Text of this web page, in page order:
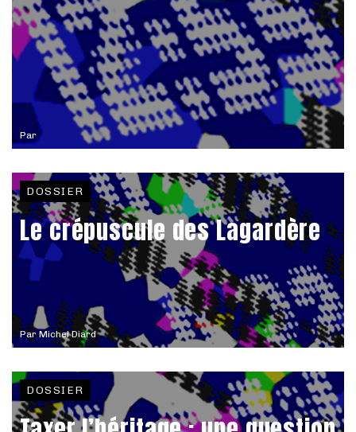
Par
ParMichel Diard
DOSSIER
Le crépuscule des Lagardère
DOSSIER